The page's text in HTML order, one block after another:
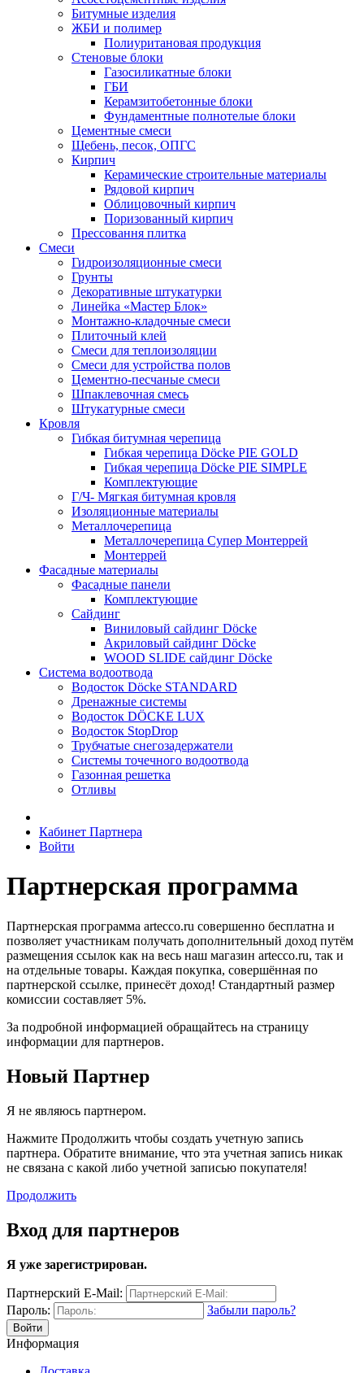
Битумные изделия
ЖБИ и полимер
Полиуритановая продукция
Стеновые блоки
Газосиликатные блоки
ГБИ
Керамзитобетонные блоки
Фундаментные полнотелые блоки
Цементные смеси
Щебень, песок, ОПГС
Кирпич
Керамические строительные материалы
Рядовой кирпич
Облицовочный кирпич
Поризованный кирпич
Прессовання плитка
Смеси
Гидроизоляционные смеси
Грунты
Декоративные штукатурки
Линейка «Мастер Блок»
Монтажно-кладочные смеси
Плиточный клей
Смеси для теплоизоляции
Смеси для устройства полов
Цементно-песчаные смеси
Шпаклевочная смесь
Штукатурные смеси
Кровля
Гибкая битумная черепица
Гибкая черепица Döcke PIE GOLD
Гибкая черепица Döcke PIE SIMPLE
Комплектующие
Г/Ч- Мягкая битумная кровля
Изоляционные материалы
Металлочерепица
Металлочерепица Супер Монтеррей
Монтеррей
Фасадные материалы
Фасадные панели
Комплектующие
Сайдинг
Виниловый сайдинг Döcke
Акриловый сайдинг Döcke
WOOD SLIDE сайдинг Döcke
Система водоотвода
Водосток Döcke STANDARD
Дренажные системы
Водосток DÖCKE LUX
Водосток StopDrop
Трубчатые снегозадержатели
Системы точечного водоотвода
Газонная решетка
Отливы
Кабинет Партнера
Войти
Партнерская программа
Партнерская программа artecco.ru совершенно бесплатна и
позволяет участникам получать дополнительный доход путём
размещения ссылок как на весь наш магазин artecco.ru, так и
на отдельные товары. Каждая покупка, совершённая по
партнерской ссылке, принесёт доход! Стандартный размер
комиссии составляет 5%.
За подробной информацией обращайтесь на страницу
информации для партнеров.
Новый Партнер
Я не являюсь партнером.
Нажмите Продолжить чтобы создать учетную запись
партнера. Обратите внимание, что эта учетная запись никак
не связана с какой либо учетной записью покупателя!
Продолжить
Вход для партнеров
Я уже зарегистрирован.
Партнерский E-Mail:
Пароль:
Забыли пароль?
Информация